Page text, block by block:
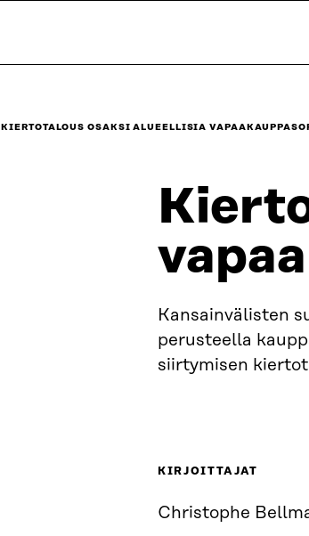
KIERTOTALOUS OSAKSI ALUEELLISIA
Kansainvälisten
perusteella
siirtymisen
KIRJOITTAJAT
Christophe